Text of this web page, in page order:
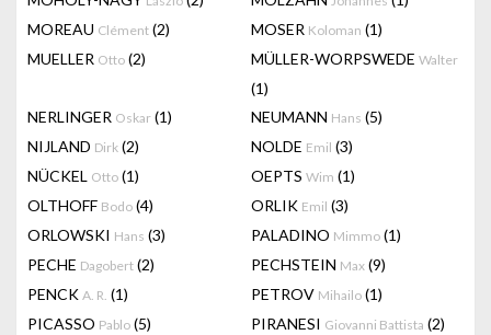
MOREAU Clément (2) MOSER Koloman (1)
MUELLER Otto (2) MÜLLER-WORPSWEDE Walter
(1)
NERLINGER Oskar (1) NEUMANN Hans (5)
NIJLAND Dirk (2) NOLDE Emil (3)
NÜCKEL Otto (1) OEPTS Wim (1)
OLTHOFF Bodo (4) ORLIK Emil (3)
ORLOWSKI Hans (3) PALADINO Mimmo (1)
PECHE Dagobert (2) PECHSTEIN Max (9)
PENCK A. R. (1) PETROV Mihailo (1)
PICASSO Pablo (5) PIRANESI Giovanni Battista (2)